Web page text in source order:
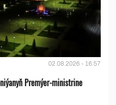
02.08.2026 - 16:57
Premýer-ministrine